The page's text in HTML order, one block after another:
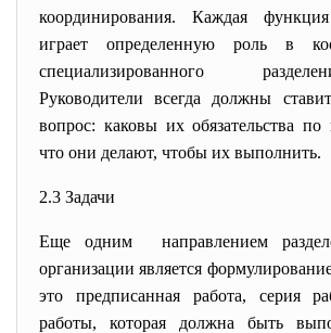
координирования. Каждая
играет определенную роль в
специализированного
Руководители всегда должны
вопрос: каковы их обязательства
что они делают, чтобы их выполнить.
2.3 Задачи
Еще одним направлением
организации является
это предписанная работа, серия
работы, которая должна быть